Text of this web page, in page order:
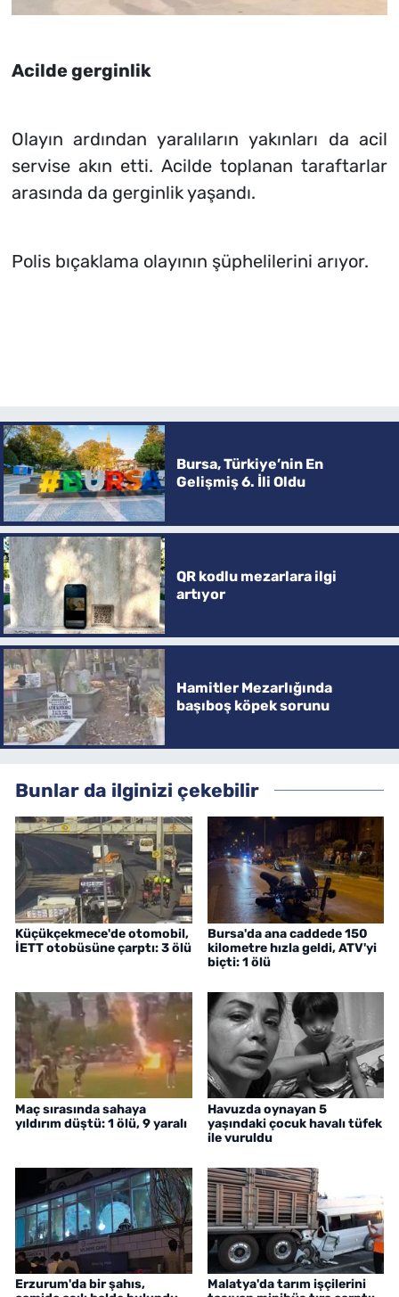
Acilde gerginlik
Olayın ardından yaralıların yakınları da acil
servise akın etti. Acilde toplanan taraftarlar
arasında da gerginlik yaşandı.
Polis bıçaklama olayının şüphelilerini arıyor.
Bursa, Türkiye’nin En
Gelişmiş 6. İli Oldu
QR kodlu mezarlara ilgi
artıyor
Hamitler Mezarlığında
başıboş köpek sorunu
Bunlar da ilginizi çekebilir
Küçükçekmece'de otomobil,
İETT otobüsüne çarptı: 3 ölü
Bursa'da ana caddede 150
kilometre hızla geldi, ATV'yi
biçti: 1 ölü
Maç sırasında sahaya
yıldırım düştü: 1 ölü, 9 yaralı
Havuzda oynayan 5
yaşındaki çocuk havalı tüfek
ile vuruldu
Erzurum'da bir şahıs,
Malatya'da tarım işçilerini